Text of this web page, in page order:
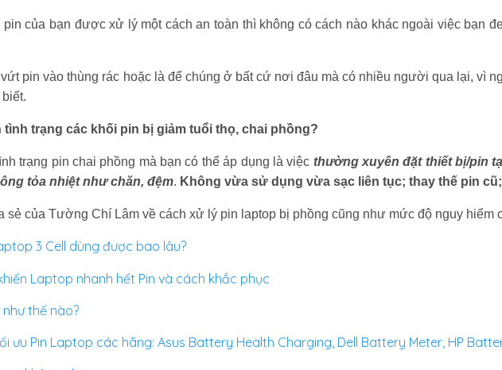
của bạn được xử lý một cách an toàn thì không có cách nào khác ngoài việc bạn
pin vào thùng rác hoặc là để chúng ở bất cứ nơi đâu mà có nhiều người qua lại, vì
tình trạng các khối pin bị giảm tuổi thọ, chai phồng?
trạng pin chai phồng mà bạn có thể áp dụng là việc thường xuyên đặt thiết bị/pin
tỏa nhiệt như chăn, đệm. Không vừa sử dụng vừa sạc liên tục; thay thế pin
sẻ của Tường Chí Lâm về cách xử lý pin laptop bị phồng cũng như mức độ nguy hiểm
3 Cell dùng được bao lâu?
Laptop nhanh hết Pin và cách khắc phục
thế nào?
ưu Pin Laptop các hãng: Asus Battery Health Charging, Dell Battery Meter, HP